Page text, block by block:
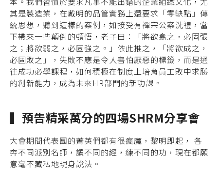
其是製造業，在戴明的品管實務上還要求「零缺點」傳
統思想，聽到這樣的案例，如接受有禪宗公案洗禮，當
下帶來一些顛倒的頓悟，老子曰：「將欲翕之，必固張
之；將欲弱之，必固強之。」依此推之，「將欲成之，
必固敗之」，失敗不應是令人害怕厭惡的標籤，而是通
往成功必學課程，如何積極在制度上培育員工敗中求勝
的創新能力，成為未來HR部門的新功課。
▍預告精采萬分的四場SHRM分享會
大會期間代表團的菁英們都有很瘋魔，黎明即起， 各
奔不同派別名師，讀不同的經，練不同的功，現在都願
意毫不藏私地現身說法。